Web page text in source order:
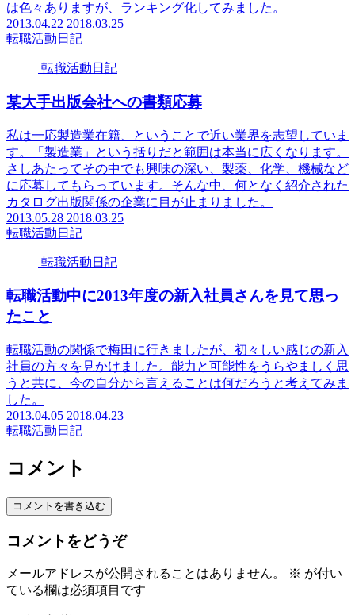
は色々ありますが、ランキング化してみました。
2013.04.22 2018.03.25
転職活動日記
転職活動日記
某大手出版会社への書類応募
私は一応製造業在籍、ということで近い業界を志望していま
す。「製造業」という括りだと範囲は本当に広くなります。
さしあたってその中でも興味の深い、製薬、化学、機械など
に応募してもらっています。そんな中、何となく紹介された
カタログ出版関係の企業に目が止まりました。
2013.05.28 2018.03.25
転職活動日記
転職活動日記
転職活動中に2013年度の新入社員さんを見て思っ
たこと
転職活動の関係で梅田に行きましたが、初々しい感じの新入
社員の方々を見かけました。能力と可能性をうらやましく思
うと共に、今の自分から言えることは何だろうと考えてみま
した。
2013.04.05 2018.04.23
転職活動日記
コメント
コメントを書き込む
コメントをどうぞ
メールアドレスが公開されることはありません。 ※ が付い
ている欄は必須項目です